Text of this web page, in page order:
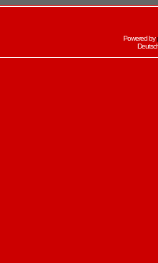
Powered by